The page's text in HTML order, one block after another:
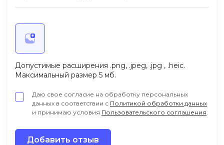
Допустимые расширения .png, .jpeg, .jpg , .heic.
Максимальный размер 5 мб.
Даю свое согласие на обработку персональных
данных в соответствии с Политикой обработки данных
и принимаю условия Пользовательского соглашения
Добавить отзыв